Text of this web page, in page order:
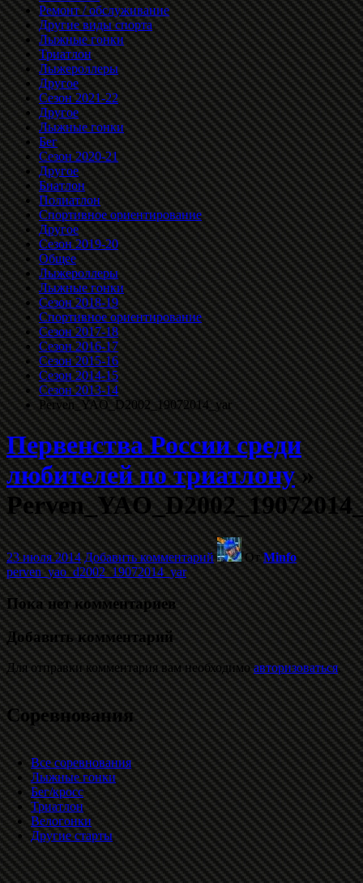
Ремонт / обслуживание
Другие виды спорта
Лыжные гонки
Триатлон
Лыжероллеры
Другое
Сезон 2021-22
Другое
Лыжные гонки
Бег
Сезон 2020-21
Другое
Биатлон
Полиатлон
Спортивное ориентирование
Другое
Сезон 2019-20
Общее
Лыжероллеры
Лыжные гонки
Сезон 2018-19
Спортивное ориентирование
Сезон 2017-18
Сезон 2016-17
Сезон 2015-16
Сезон 2014-15
Сезон 2013-14
Perven_YAO_D2002_19072014_yar
Первенства России среди
любителей по триатлону»
23 июля 2014 Добавить комментарий ОтMinfo
perven_yao_d2002_19072014_yar
Пока нет комментариев
Добавить комментарий
Для отправки комментария вам необходимоавторизоваться.
Соревнования
Все соревнования
Лыжные гонки
Бег/кросс
Триатлон
Велогонки
Другие старты